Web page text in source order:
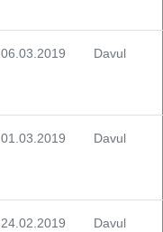
06.03.2019 Davul
01.03.2019 Davul
24.02.2019 Davul